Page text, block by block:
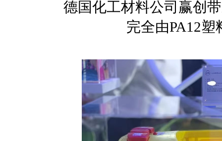
德国化工材料公司赢创
完全由PA12